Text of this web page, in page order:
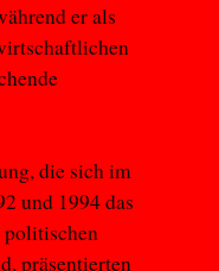
er als
die sich im
und 1994 das
politischen
präsentierten